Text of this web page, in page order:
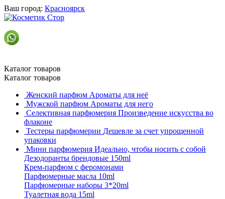
Ваш город: Красноярск
Каталог товаров
Каталог товаров
Женский парфюм Ароматы для неё
Мужской парфюм Ароматы для него
Селективная парфюмерия Произведение искусства во
флаконе
Тестеры парфюмерии Дешевле за счет упрощенной
упаковки
Мини парфюмерия Идеально, чтобы носить с собой
Дезодоранты брендовые 150ml
Крем-парфюм с феромонами
Парфюмерные масла 10ml
Парфюмерные наборы 3*20ml
Туалетная вода 15ml